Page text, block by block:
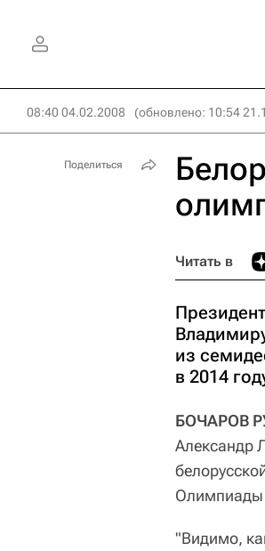
08:40 04.02.2008 (обновлено: 10:54
Читать в
из
в 2014
БОЧАРОВ
Александр
Олимпиады
"Видимо,
Поделиться